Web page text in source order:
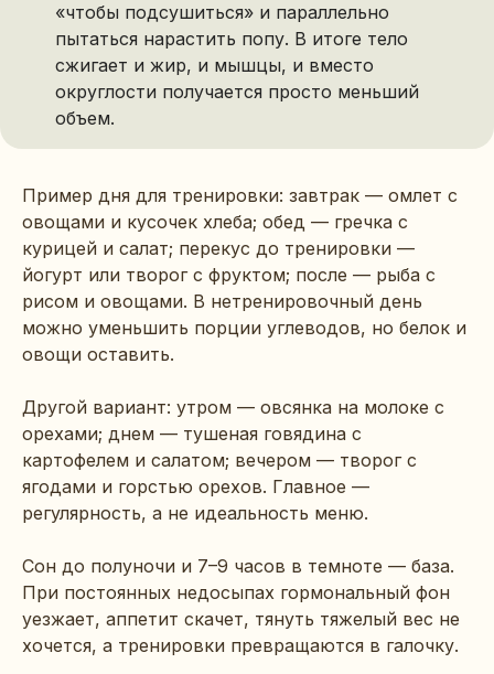
«чтобы подсушиться» и параллельно
пытаться нарастить попу. В итоге тело
сжигает и жир, и мышцы, и вместо
округлости получается просто меньший
объем.
Пример дня для тренировки: завтрак — омлет с
овощами и кусочек хлеба; обед — гречка с
курицей и салат; перекус до тренировки —
йогурт или творог с фруктом; после — рыба с
рисом и овощами. В нетренировочный день
можно уменьшить порции углеводов, но белок и
овощи оставить.
Другой вариант: утром — овсянка на молоке с
орехами; днем — тушеная говядина с
картофелем и салатом; вечером — творог с
ягодами и горстью орехов. Главное —
регулярность, а не идеальность меню.
Сон до полуночи и 7–9 часов в темноте — база.
При постоянных недосыпах гормональный фон
уезжает, аппетит скачет, тянуть тяжелый вес не
хочется, а тренировки превращаются в галочку.